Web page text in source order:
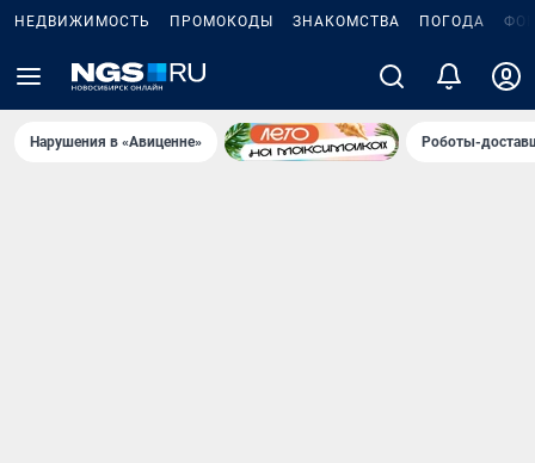
НЕДВИЖИМОСТЬ ПРОМОКОДЫ ЗНАКОМСТВА ПОГОДА
Нарушения в «Авиценне» Роботы-